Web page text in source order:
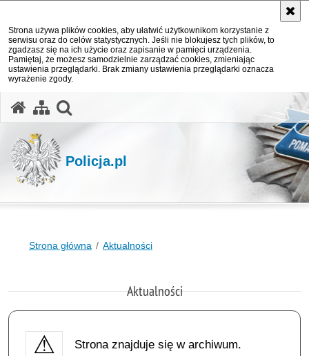
Strona używa plików cookies, aby ułatwić użytkownikom korzystanie z
serwisu oraz do celów statystycznych. Jeśli nie blokujesz tych plików, to
zgadzasz się na ich użycie oraz zapisanie w pamięci urządzenia.
Pamiętaj, że możesz samodzielnie zarządzać cookies, zmieniając
ustawienia przeglądarki. Brak zmiany ustawienia przeglądarki oznacza
wyrażenie zgody.
Policja.pl
Strona główna Aktualności
Aktualności
Strona znajduje się w archiwum.